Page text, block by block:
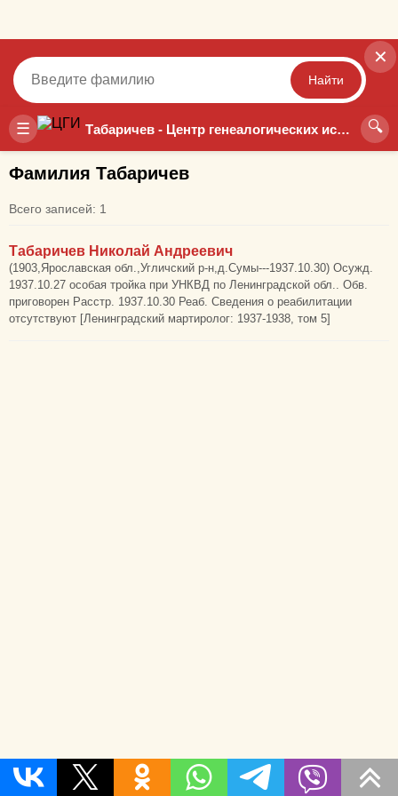
☰ Табаричев - Центр генеалогических исследований 🔍
✕
Найти
Точный Неточный
Фамилия Табаричев
Всего записей: 1
Табаричев Николай Андреевич
(1903,Ярославская обл.,Угличский р-н,д.Сумы---1937.10.30) Осужд.
1937.10.27 особая тройка при УНКВД по Ленинградской обл.. Обв.
приговорен Расстр. 1937.10.30 Реаб. Сведения о реабилитации
отсутствуют [Ленинградский мартиролог: 1937-1938, том 5]